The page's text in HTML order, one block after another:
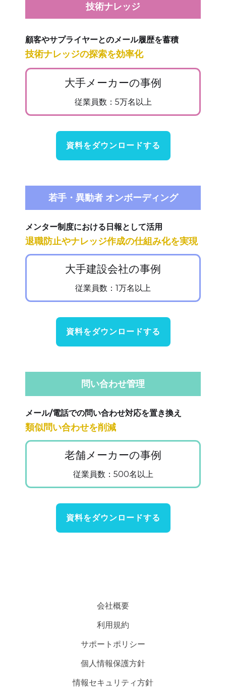
技術ナレッジ
顧客やサプライヤーとのメール履歴を蓄積
技術ナレッジの探索を効率化
大手メーカーの事例
従業員数：5万名以上
資料をダウンロードする
若手・異動者 オンボーディング
メンター制度における日報として活用
退職防止やナレッジ作成の仕組み化を実現
大手建設会社の事例
従業員数：1万名以上
資料をダウンロードする
問い合わせ管理
メール/電話での問い合わせ対応を置き換え
類似問い合わせを削減
老舗メーカーの事例
従業員数：500名以上
資料をダウンロードする
会社概要
利用規約
サポートポリシー
個人情報保護方針
情報セキュリティ方針